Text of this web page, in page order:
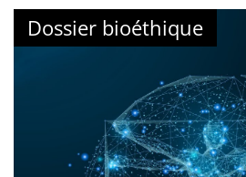
Dossier bioéthique